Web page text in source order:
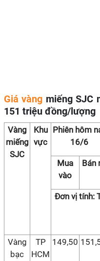
Giá vàng miếng SJC
151 triệu đồng/lượng
Vàng
miếng
SJC
Khu
vực
Phiên hôm
16/6
Mua
vào
Bán
Đơn vị tính:
Vàng
bạc
TP
HCM
149,50